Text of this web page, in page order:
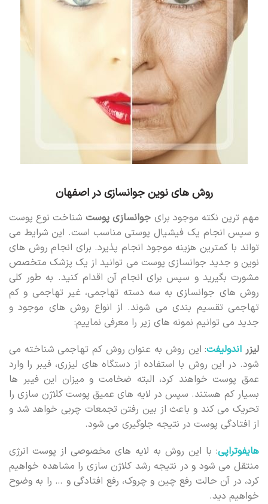
روش های نوین جوانسازی در اصفهان
مهم ترین نکته موجود برای جوانسازی پوستشناخت نوع پوست
و سپس انجام یک فیشیال پوستی مناسب است. این شرایط می
تواند با کمترین هزینه موجود انجام پذیرد. برای انجام روش های
نوین و جدید جوانسازی پوست می توانید از یک پزشک متخصص
مشورت بگیرید و سپس برای انجام آن اقدام کنید. به طور کلی
روش های جوانسازی به سه دسته تهاجمی، غیر تهاجمی و کم
تهاجمی تقسیم بندی می شوند. از انواع روش های موجود و
جدید می توانیم نمونه های زیر را معرفی نماییم:
لیزر اندولیفت: این روش به عنوان روش کم تهاجمی شناخته می
شود. در این روش با استفاده از دستگاه های لیزری، فیبر را وارد
عمق پوست خواهند کرد، البته ضخامت و میزان این فیبر ها
بسیار کم هستند. سپس در لایه های عمیق پوست کلاژن سازی را
تحریک می کند و باعث از بین رفتن تجمعات چربی خواهد شد و
از افتادگی پوست در نتیجه جلوگیری می شود.
هایفوتراپی: با این روش به لایه های مخصوصی از پوست انرژی
منتقل می شود و در نتیجه رشد کلاژن سازی را مشاهده خواهیم
کرد، در آن حالت رفع چین و چروک، رفع افتادگی و … را به وضوح
خواهیم دید.